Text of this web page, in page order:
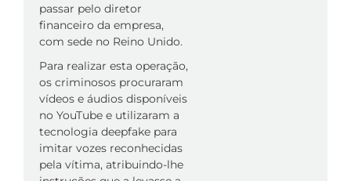
passar pelo diretor
financeiro da empresa,
com sede no Reino Unido.
Para realizar esta operação,
os criminosos procuraram
vídeos e áudios disponíveis
no YouTube e utilizaram a
tecnologia deepfake para
imitar vozes reconhecidas
pela vítima, atribuindo-lhe